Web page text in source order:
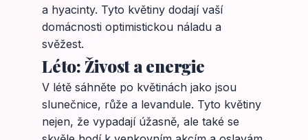
a hyacinty. Tyto květiny dodají vaší
domácnosti optimistickou náladu a
svěžest.
Léto: Živost a energie
V létě sáhněte po květinách jako jsou
slunečnice, růže a levandule. Tyto květiny
nejen, že vypadají úžasně, ale také se